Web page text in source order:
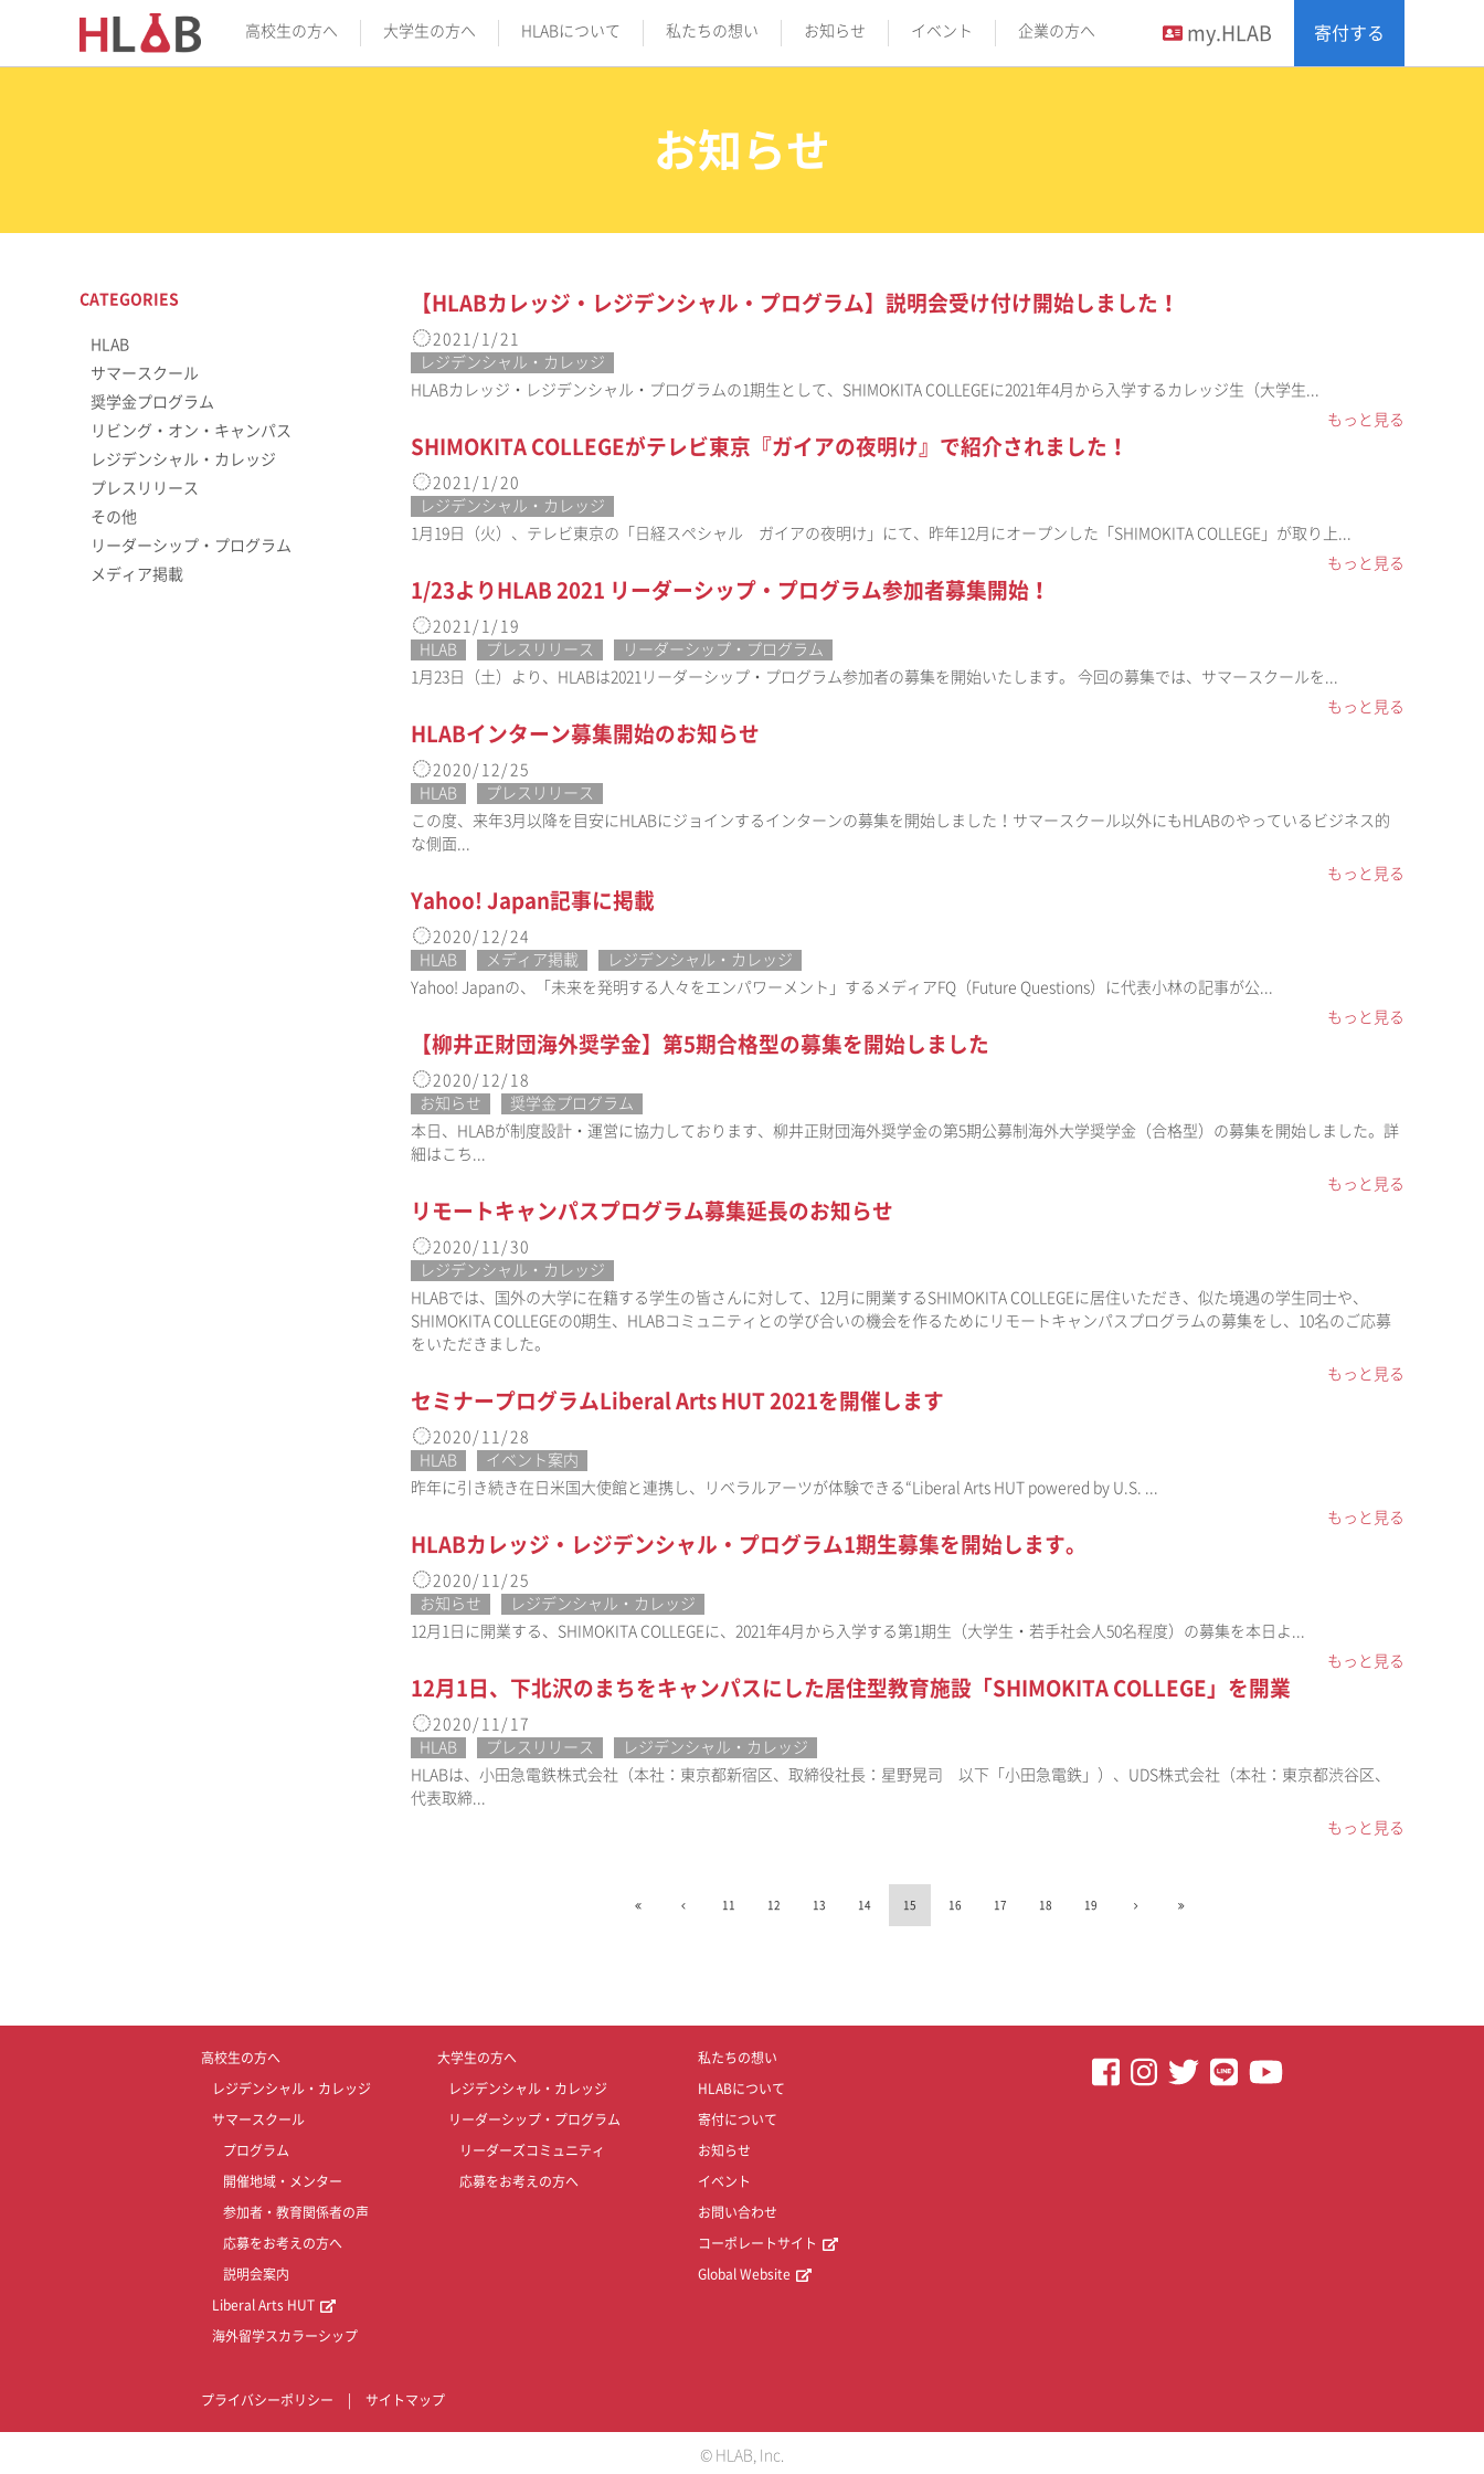
高校生の方へ 大学生の方へ HLABについて 私たちの想い お知らせ イベント 企業の方へ my.HLAB 寄付する
お知らせ
【HLABカレッジ・レジデンシャル・プログラム】説明会受け付け開始しました！
2021/1/21
レジデンシャル・カレッジ
HLABカレッジ・レジデンシャル・プログラムの1期生として、SHIMOKITA COLLEGEに2021年4月から入学するカレッジ生（大学生...
もっと見る
SHIMOKITA COLLEGEがテレビ東京『ガイアの夜明け』で紹介されました！
2021/1/20
レジデンシャル・カレッジ
1月19日（火）、テレビ東京の「日経スペシャル ガイアの夜明け」にて、昨年12月にオープンした「SHIMOKITA COLLEGE」が取り上...
もっと見る
1/23よりHLAB 2021 リーダーシップ・プログラム参加者募集開始！
2021/1/19
HLAB
プレスリリース
リーダーシップ・プログラム
1月23日（土）より、HLABは2021リーダーシップ・プログラム参加者の募集を開始いたします。 今回の募集では、サマースクールを...
もっと見る
HLABインターン募集開始のお知らせ
2020/12/25
HLAB
プレスリリース
この度、来年3月以降を目安にHLABにジョインするインターンの募集を開始しました！サマースクール以外にもHLABのやっているビジネス的
な側面...
もっと見る
Yahoo! Japan記事に掲載
2020/12/24
HLAB
メディア掲載
レジデンシャル・カレッジ
Yahoo! Japanの、「未来を発明する人々をエンパワーメント」するメディアFQ（Future Questions）に代表小林の記事が公...
もっと見る
【柳井正財団海外奨学金】第5期合格型の募集を開始しました
2020/12/18
お知らせ
奨学金プログラム
本日、HLABが制度設計・運営に協力しております、柳井正財団海外奨学金の第5期公募制海外大学奨学金（合格型）の募集を開始しました。詳
細はこち...
もっと見る
リモートキャンパスプログラム募集延長のお知らせ
2020/11/30
レジデンシャル・カレッジ
HLABでは、国外の大学に在籍する学生の皆さんに対して、12月に開業するSHIMOKITA COLLEGEに居住いただき、似た境遇の学生同士や、
SHIMOKITA COLLEGEの0期生、HLABコミュニティとの学び合いの機会を作るためにリモートキャンパスプログラムの募集をし、10名のご応募
をいただきました。
もっと見る
セミナープログラムLiberal Arts HUT 2021を開催します
2020/11/28
HLAB
イベント案内
昨年に引き続き在日米国大使館と連携し、リベラルアーツが体験できる“Liberal Arts HUT powered by U.S. ...
もっと見る
HLABカレッジ・レジデンシャル・プログラム1期生募集を開始します。
2020/11/25
お知らせ
レジデンシャル・カレッジ
12月1日に開業する、SHIMOKITA COLLEGEに、2021年4月から入学する第1期生（大学生・若手社会人50名程度）の募集を本日よ...
もっと見る
12月1日、下北沢のまちをキャンパスにした居住型教育施設「SHIMOKITA COLLEGE」を開業
2020/11/17
HLAB
プレスリリース
レジデンシャル・カレッジ
HLABは、小田急電鉄株式会社（本社：東京都新宿区、取締役社長：星野晃司 以下「小田急電鉄」）、UDS株式会社（本社：東京都渋谷区、
代表取締...
もっと見る
11 12 13 14 15 16 17 18 19
CATEGORIES
HLAB
サマースクール
奨学金プログラム
リビング・オン・キャンパス
レジデンシャル・カレッジ
プレスリリース
その他
リーダーシップ・プログラム
メディア掲載
高校生の方へ
レジデンシャル・カレッジ
サマースクール
プログラム
開催地域・メンター
参加者・教育関係者の声
応募をお考えの方へ
説明会案内
Liberal Arts HUT
海外留学スカラーシップ
大学生の方へ
レジデンシャル・カレッジ
リーダーシップ・プログラム
リーダーズコミュニティ
応募をお考えの方へ
私たちの想い
HLABについて
寄付について
お知らせ
イベント
お問い合わせ
コーポレートサイト
Global Website
プライバシーポリシー サイトマップ
© HLAB, Inc.